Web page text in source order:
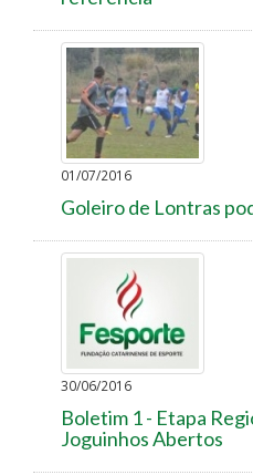
01/07/2016
Goleiro de Lontras
30/06/2016
Boletim 1 - Etapa
Joguinhos Abertos